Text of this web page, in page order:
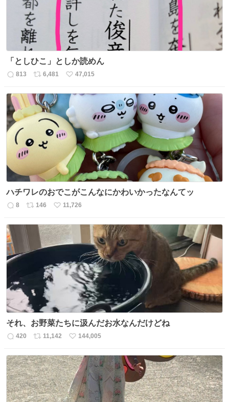
「としひこ」としか読めん
返
数
813
リ
ス
ト
数
6,481
い
ね
数
47,015
ハチワレのおでこがこんなにかわいかったなんてッ
返
数
8
リ
ス
ト
数
146
い
ね
数
11,726
それ、お野菜たちに汲んだお水なんだけどね
返
数
420
リ
ス
ト
数
11,142
い
ね
数
144,005